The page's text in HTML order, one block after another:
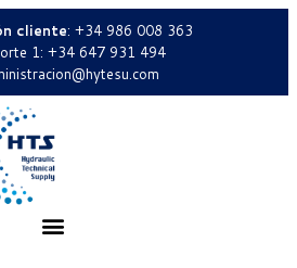
cliente: +34 986 008 363
1: +34 647 931 494